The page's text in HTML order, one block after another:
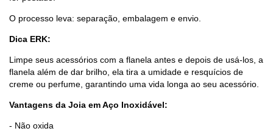
O processo leva: separação, embalagem e envio.
Dica ERK:
Limpe seus acessórios com a flanela antes e depois de usá-los, a
flanela além de dar brilho, ela tira a umidade e resquícios de
creme ou perfume, garantindo uma vida longa ao seu acessório.
Vantagens da Joia em Aço Inoxidável:
- Não oxida